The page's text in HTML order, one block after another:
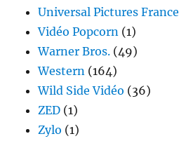
Universal Pictures France
Vidéo Popcorn (1)
Warner Bros. (49)
Western (164)
Wild Side Vidéo (36)
ZED (1)
Zylo (1)